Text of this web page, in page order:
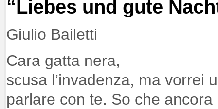
“Liebes und gute
Giulio Bailetti
Cara gatta nera,
scusa l’invadenza, ma vorrei
parlare con te. So che ancora